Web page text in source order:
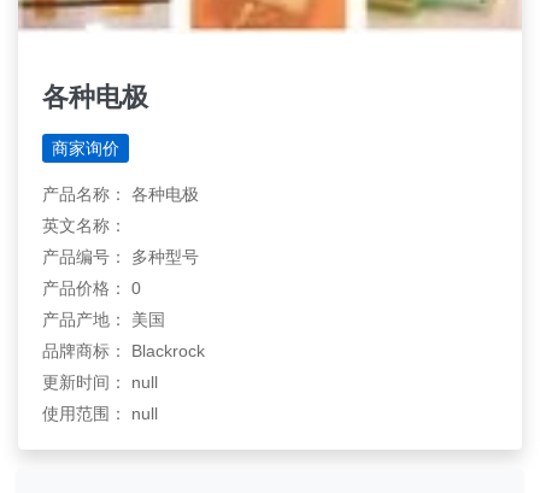
各种电极
商家询价
产品名称： 各种电极
英文名称：
产品编号： 多种型号
产品价格： 0
产品产地： 美国
品牌商标： Blackrock
更新时间： null
使用范围： null